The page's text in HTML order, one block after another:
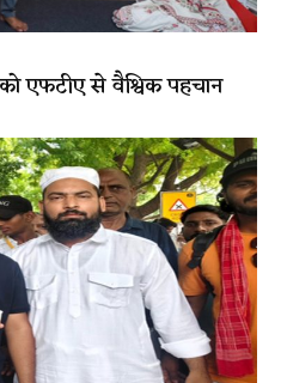
को एफटीए से वैश्विक पहचान